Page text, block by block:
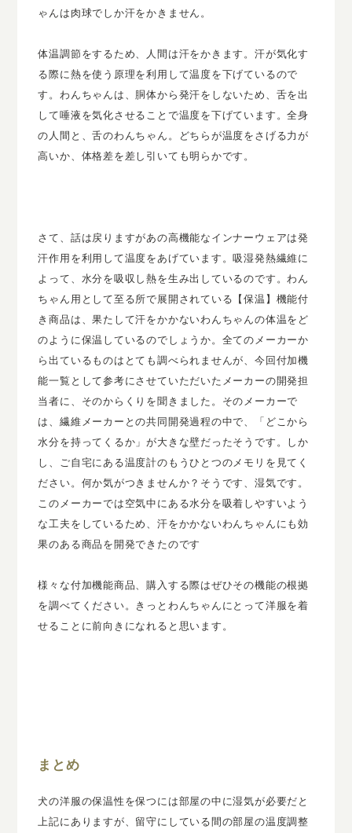
ゃんは肉球でしか汗をかきません。
体温調節をするため、人間は汗をかきます。汗が気化す
る際に熱を使う原理を利用して温度を下げているので
す。わんちゃんは、胴体から発汗をしないため、舌を出
して唾液を気化させることで温度を下げています。全身
の人間と、舌のわんちゃん。どちらが温度をさげる力が
高いか、体格差を差し引いても明らかです。
さて、話は戻りますがあの高機能なインナーウェアは発
汗作用を利用して温度をあげています。吸湿発熱繊維に
よって、水分を吸収し熱を生み出しているのです。わん
ちゃん用として至る所で展開されている【保温】機能付
き商品は、果たして汗をかかないわんちゃんの体温をど
のように保温しているのでしょうか。全てのメーカーか
ら出ているものはとても調べられませんが、今回付加機
能一覧として参考にさせていただいたメーカーの開発担
当者に、そのからくりを聞きました。そのメーカーで
は、繊維メーカーとの共同開発過程の中で、「どこから
水分を持ってくるか」が大きな壁だったそうです。しか
し、ご自宅にある温度計のもうひとつのメモリを見てく
ださい。何か気がつきませんか？そうです、湿気です。
このメーカーでは空気中にある水分を吸着しやすいよう
な工夫をしているため、汗をかかないわんちゃんにも効
果のある商品を開発できたのです
様々な付加機能商品、購入する際はぜひその機能の根拠
を調べてください。きっとわんちゃんにとって洋服を着
せることに前向きになれると思います。
まとめ
犬の洋服の保温性を保つには部屋の中に湿気が必要だと
上記にありますが、留守にしている間の部屋の温度調整